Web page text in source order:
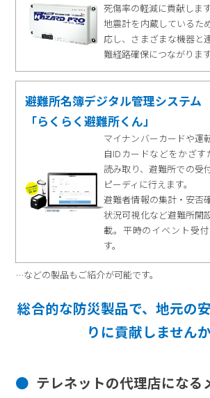
死傷率の軽減に貢献します
地震計を内蔵しているた
応し、さまざまな機器と
難経路確保につながります
避難所名簿デジタル管理システム
「らくらく避難所くん」
マイナンバーカードや運
自IDカードなどをかざ
読み取り、避難所での受
ピーディに行えます。
避難者情報の集計・安否
状況可視化など避難所開
載。平時のイベント受
す。
…などの製品もご紹介が可能です。
総合的な防災製品で、地元の
りに貢献しません
テレネットの代理店になる